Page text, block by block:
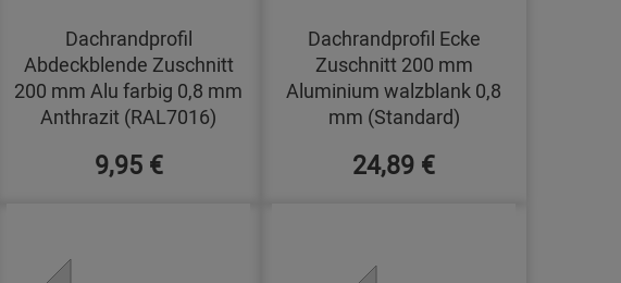
Dachrandprofil
Abdeckblende Zuschnitt
200 mm Alu farbig 0,8 mm
Anthrazit (RAL7016)
9,95 €
Dachrandprofil Ecke
Zuschnitt 200 mm
Aluminium walzblank 0,8
mm (Standard)
24,89 €